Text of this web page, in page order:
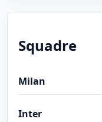
Squadre
Milan
Inter